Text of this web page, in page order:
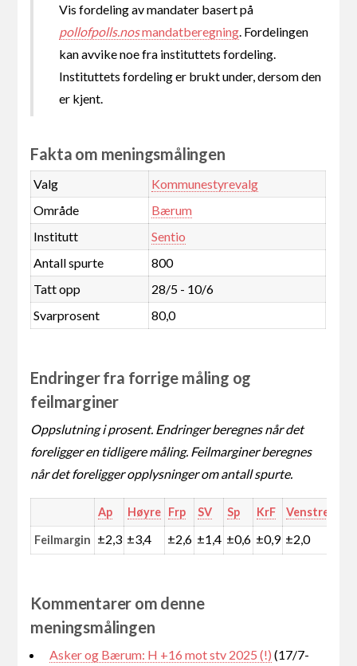
Vis fordeling av mandater basert på
pollofpolls.nosmandatberegning . Fordelingen
kan avvike noe fra instituttets fordeling.
Instituttets fordeling er brukt under, dersom den
er kjent.
Fakta om meningsmålingen
Valg
Kommunestyrevalg
Område
Bærum
Institutt
Sentio
Antall spurte
800
Tatt opp
28/5 - 10/6
Svarprosent
80,0
Endringer fra forrige måling og
feilmarginer
Oppslutning i prosent. Endringer beregnes når det
foreligger en tidligere måling. Feilmarginer beregnes
når det foreligger opplysninger om antall spurte.
Ap Høyre Frp SV Sp KrF Venstre
Feilmargin ±2,3 ±3,4 ±2,6 ±1,4 ±0,6 ±0,9 ±2,0
Kommentarer om denne
meningsmålingen
Asker og Bærum: H +16 mot stv 2025 (!) (17/7-